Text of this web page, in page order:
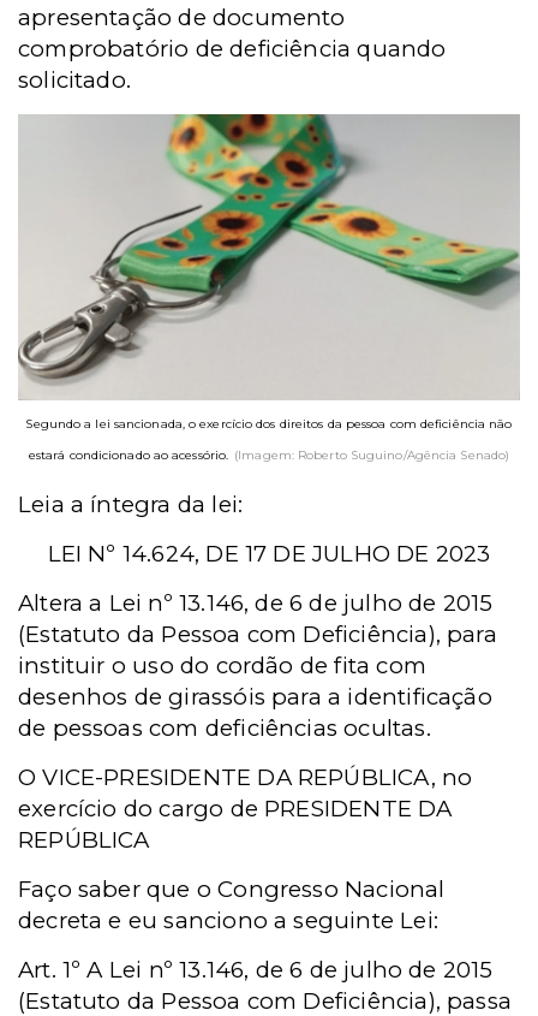
apresentação de documento
comprobatório de deficiência quando
solicitado.
Segundo a lei sancionada, o exercício dos direitos da pessoa com deficiência não
estará condicionado ao acessório.
(Imagem: Roberto Suguino/Agência Senado)
Leia a íntegra da lei:
LEI Nº 14.624, DE 17 DE JULHO DE 2023
Altera a Lei nº 13.146, de 6 de julho de 2015
(Estatuto da Pessoa com Deficiência), para
instituir o uso do cordão de fita com
desenhos de girassóis para a identificação
de pessoas com deficiências ocultas.
O VICE-PRESIDENTE DA REPÚBLICA, no
exercício do cargo de PRESIDENTE DA
REPÚBLICA
Faço saber que o Congresso Nacional
decreta e eu sanciono a seguinte Lei:
Art. 1º A Lei nº 13.146, de 6 de julho de 2015
(Estatuto da Pessoa com Deficiência), passa